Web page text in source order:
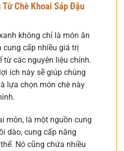
Chè Khoai Sáp Đậu
không chỉ là món ăn
cung cấp nhiều giá trị
từ các nguyên liệu chính.
ích này sẽ giúp chúng
lựa chọn món chè này
môn, là một nguồn cung
dào, cung cấp năng
Nó cũng chứa nhiều